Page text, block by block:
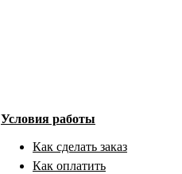
Условия работы
Как сделать заказ
Как оплатить